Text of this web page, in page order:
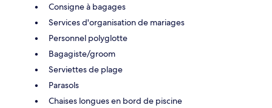
Consigne à bagages
Services d'organisation de mariages
Personnel polyglotte
Bagagiste/groom
Serviettes de plage
Parasols
Chaises longues en bord de piscine